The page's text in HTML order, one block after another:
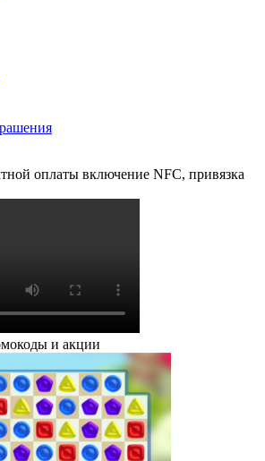
оплаты включение NFC, привязка
и акции